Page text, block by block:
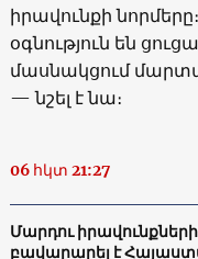
իրավունքի
օգնություն են
մասնակցում
— նշել է նա։
06 հկտ 21:27
Մարդու
բավարարել է